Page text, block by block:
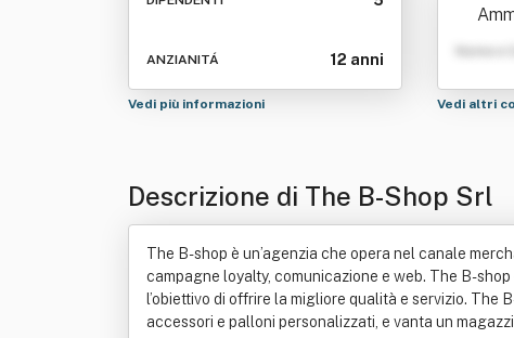
ANZIANITÁ 12 anni
Vedi più informazioni
Nome e
Vedi altri
Descrizione di The B-Shop Srl
The B-shop è un’agenzia che opera nel canale
campagne loyalty, comunicazione e web. The B-
l’obiettivo di offrire la migliore qualità e servizio. The
accessori e palloni personalizzati, e vanta un